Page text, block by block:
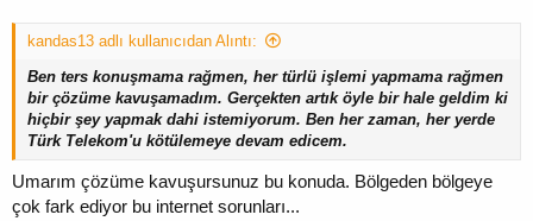
kandas13 adlı kullanıcıdan Alıntı:
Ben ters konuşmama rağmen, her türlü işlemi yapmama rağmen
bir çözüme kavuşamadım. Gerçekten artık öyle bir hale geldim ki
hiçbir şey yapmak dahi istemiyorum. Ben her zaman, her yerde
Türk Telekom'u kötülemeye devam edicem.
Umarım çözüme kavuşursunuz bu konuda. Bölgeden bölgeye
çok fark ediyor bu internet sorunları...